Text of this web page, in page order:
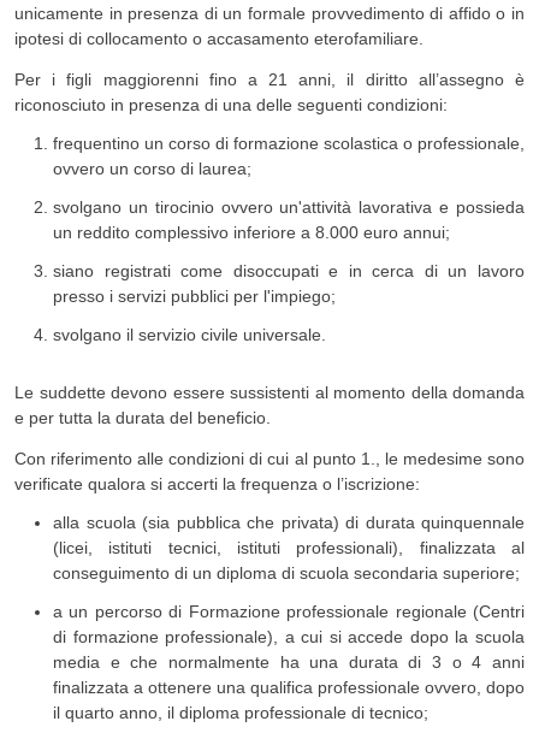
unicamente in presenza di un formale provvedimento di affido o in
ipotesi di collocamento o accasamento eterofamiliare.
Per i figli maggiorenni fino a 21 anni, il diritto all’assegno è
riconosciuto in presenza di una delle seguenti condizioni:
frequentino un corso di formazione scolastica o professionale,
ovvero un corso di laurea;
svolgano un tirocinio ovvero un'attività lavorativa e possieda
un reddito complessivo inferiore a 8.000 euro annui;
siano registrati come disoccupati e in cerca di un lavoro
presso i servizi pubblici per l'impiego;
svolgano il servizio civile universale.
Le suddette devono essere sussistenti al momento della domanda
e per tutta la durata del beneficio.
Con riferimento alle condizioni di cui al punto 1., le medesime sono
verificate qualora si accerti la frequenza o l’iscrizione:
alla scuola (sia pubblica che privata) di durata quinquennale
(licei, istituti tecnici, istituti professionali), finalizzata al
conseguimento di un diploma di scuola secondaria superiore;
a un percorso di Formazione professionale regionale (Centri
di formazione professionale), a cui si accede dopo la scuola
media e che normalmente ha una durata di 3 o 4 anni
finalizzata a ottenere una qualifica professionale ovvero, dopo
il quarto anno, il diploma professionale di tecnico;